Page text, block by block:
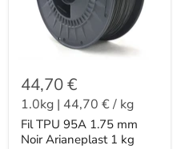
44,70 €
1.0kg | 44,70 €/ kg
Fil TPU 95A 1.75 mm
Noir Arianeplast 1 kg